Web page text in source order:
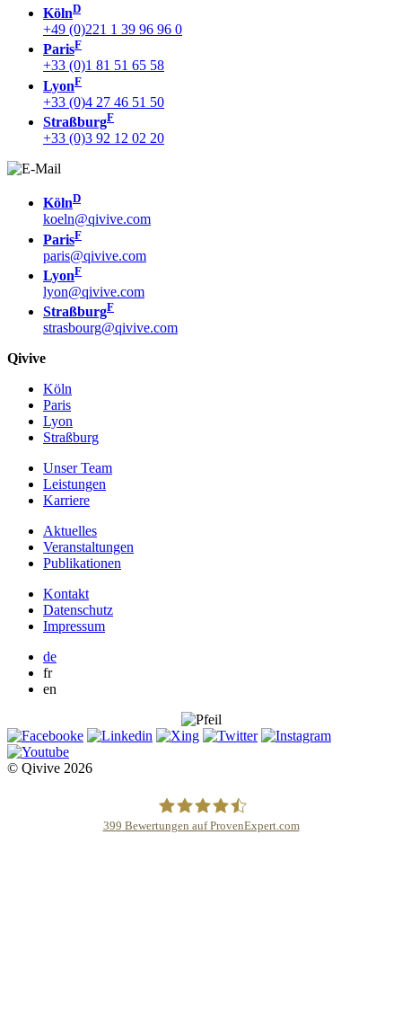
KölnD
+49 (0)221 1 39 96 96 0
ParisF
+33 (0)1 81 51 65 58
LyonF
+33 (0)4 27 46 51 50
StraßburgF
+33 (0)3 92 12 02 20
KölnD
koeln@qivive.com
ParisF
paris@qivive.com
LyonF
lyon@qivive.com
StraßburgF
strasbourg@qivive.com
Qivive
Köln
Paris
Lyon
Straßburg
Unser Team
Leistungen
Karriere
Aktuelles
Veranstaltungen
Publikationen
Kontakt
Datenschutz
Impressum
de
fr
en
© Qivive 2026
399 Bewertungen auf ProvenExpert.com